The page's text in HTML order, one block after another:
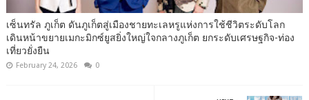
เซ็นทรัล ภูเก็ต ดันภูเก็ตสู่เมืองชายทะเลหรูแห่งการใช้ชีวิตระดับโลก
เดินหน้าขยายเมกะมิกซ์ยูสยิ่งใหญ่ใจกลางภูเก็ต ยกระดับเศรษฐกิจ-ท่อง
เที่ยวยั่งยืน
February 24, 2026 0